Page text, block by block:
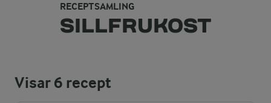
RECEPTSAMLING
SILLFRUKOST
Visar6 recept